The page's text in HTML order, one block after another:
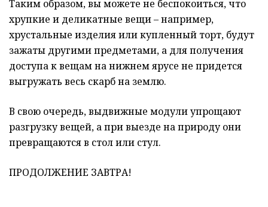
Таким образом, вы можете не беспокоиться, что
хрупкие и деликатные вещи – например,
хрустальные изделия или купленный торт, будут
зажаты другими предметами, а для получения
доступа к вещам на нижнем ярусе не придется
выгружать весь скарб на землю.
В свою очередь, выдвижные модули упрощают
разгрузку вещей, а при выезде на природу они
превращаются в стол или стул.
ПРОДОЛЖЕНИЕ ЗАВТРА!